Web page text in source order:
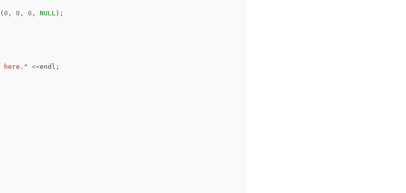
( 0 , 0 , 0 , NULL );
<<endl ;